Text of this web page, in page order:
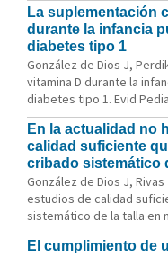
La suplementación
durante la infancia
diabetes tipo 1
González de Dios J,
vitamina D durante la
diabetes tipo 1. Evid
En la actualidad no
calidad suficiente
cribado sistemático
González de Dios J,
estudios de calidad
sistemático de la talla en
El cumplimiento de